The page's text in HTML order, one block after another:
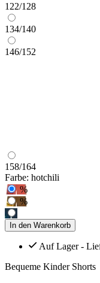
122/128
134/140
146/152
158/164
Farbe: hotchili
%
%
In den Warenkorb
Auf Lager -
Bequeme Kinder Shorts